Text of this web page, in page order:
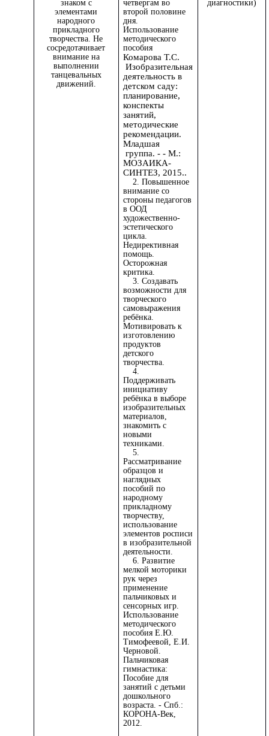
знаком с
элементами
народного
прикладного
творчества. Не
сосредотачивает
внимание на
выполнении
танцевальных
движений.
четвергам во
второй половине
дня.
Использование
методического
пособия
Комарова Т.С.
Изобразительная
деятельность в
детском саду:
планирование,
конспекты
занятий,
методические
рекомендации.
Младшая
группа. - - М.:
МОЗАИКА-
СИНТЕЗ, 2015..
2. Повышенное
внимание со
стороны педагогов
в ООД
художественно-
эстетического
цикла.
Недирективная
помощь.
Осторожная
критика.
3. Создавать
возможности для
творческого
самовыражения
ребёнка.
Мотивировать к
изготовлению
продуктов
детского
творчества.
4.
Поддерживать
инициативу
ребёнка в выборе
изобразительных
материалов,
знакомить с
новыми
техниками.
5.
Рассматривание
образцов и
наглядных
пособий по
народному
прикладному
творчеству,
использование
элементов росписи
в изобразительной
деятельности.
6. Развитие
мелкой моторики
рук через
применение
пальчиковых и
сенсорных игр.
Использование
методического
пособия Е.Ю.
Тимофеевой, Е.И.
Черновой.
Пальчиковая
гимнастика:
Пособие для
занятий с детьми
дошкольного
возраста. - Спб.:
КОРОНА-Век,
2012.
диагностики)